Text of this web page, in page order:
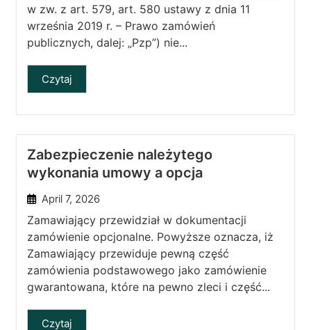
w zw. z art. 579, art. 580 ustawy z dnia 11
września 2019 r. – Prawo zamówień
publicznych, dalej: „Pzp”) nie...
Czytaj
Zabezpieczenie należytego
wykonania umowy a opcja
April 7, 2026
Zamawiający przewidział w dokumentacji
zamówienie opcjonalne. Powyższe oznacza, iż
Zamawiający przewiduje pewną część
zamówienia podstawowego jako zamówienie
gwarantowana, które na pewno zleci i część...
Czytaj